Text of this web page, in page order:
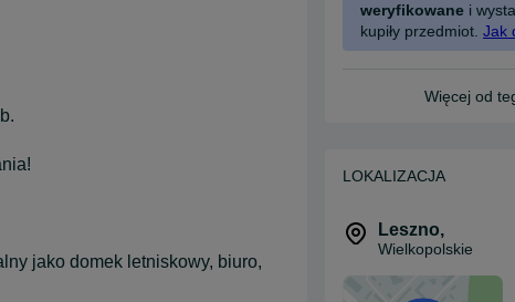
jako domek letniskowy, biuro,
weryfikowane i
kupiły przedmiot. Jak
Więcej od
LOKALIZACJA
Leszno,
Wielkopolskie